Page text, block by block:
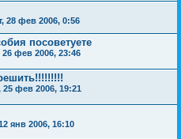
28 фев 2006, 0:56
посоветуете
26 фев 2006, 23:46
25 фев 2006, 19:21
янв 2006, 16:10